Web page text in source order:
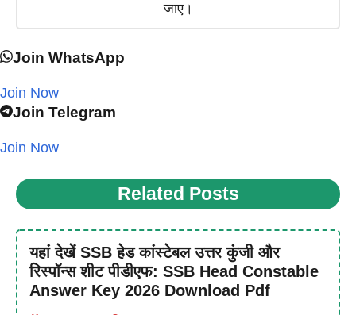
जाए।
Join WhatsApp
Join Now
Join Telegram
Join Now
Related Posts
यहां देखें SSB हेड कांस्टेबल उत्तर कुंजी और
रिस्पॉन्स शीट पीडीएफ: SSB Head Constable
Answer Key 2026 Download Pdf